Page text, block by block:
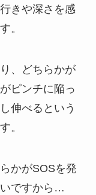
きや深さを感
。
、どちらかが
ピンチに陥っ
伸べるという
。
かがSOSを発
ですから…